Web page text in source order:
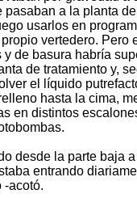
pasaban a la planta
usarlos en
vertedero. Pero
y de basura habría
de tratamiento y,
el líquido
hasta la cima,
en distintos
desde la parte baja
entrando
-acotó.